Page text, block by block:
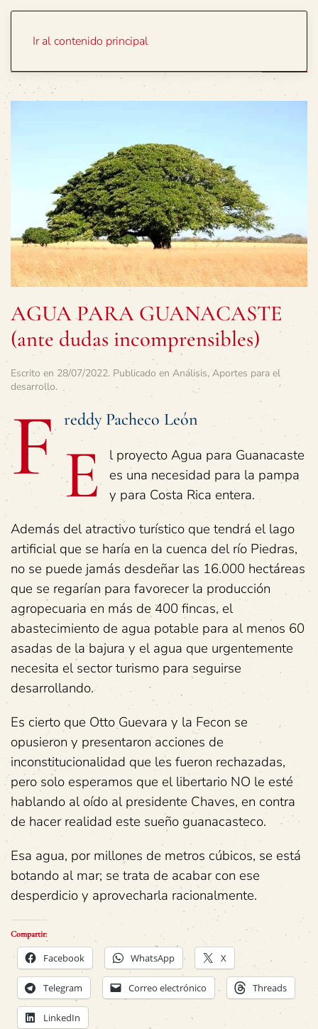
Ir al contenido principal
AGUA PARA GUANACASTE
(ante dudas incomprensibles)
Escrito en 28/07/2022. Publicado en Análisis,Aportes para el
desarrollo.
F reddy Pacheco León
E l proyecto Agua para Guanacaste
es una necesidad para la pampa
y para Costa Rica entera.
Además del atractivo turístico que tendrá el lago
artificial que se haría en la cuenca del río Piedras,
no se puede jamás desdeñar las 16.000 hectáreas
que se regarían para favorecer la producción
agropecuaria en más de 400 fincas, el
abastecimiento de agua potable para al menos 60
asadas de la bajura y el agua que urgentemente
necesita el sector turismo para seguirse
desarrollando.
Es cierto que Otto Guevara y la Fecon se
opusieron y presentaron acciones de
inconstitucionalidad que les fueron rechazadas,
pero solo esperamos que el libertario NO le esté
hablando al oído al presidente Chaves, en contra
de hacer realidad este sueño guanacasteco.
Esa agua, por millones de metros cúbicos, se está
botando al mar; se trata de acabar con ese
desperdicio y aprovecharla racionalmente.
Compartir:
Facebook WhatsApp X
Telegram Correo electrónico Threads
LinkedIn